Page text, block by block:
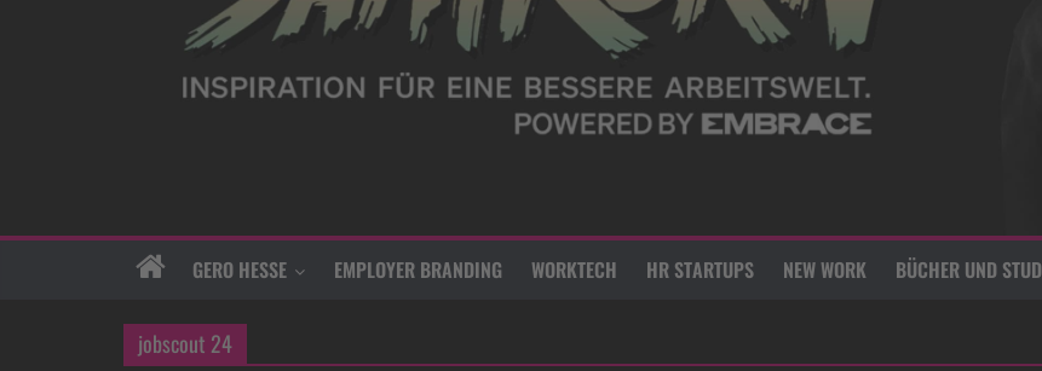
GERO HESSE EMPLOYER BRANDING WORKTECH HR STARTUPS NEW WORK BÜCHER UND
jobscout 24